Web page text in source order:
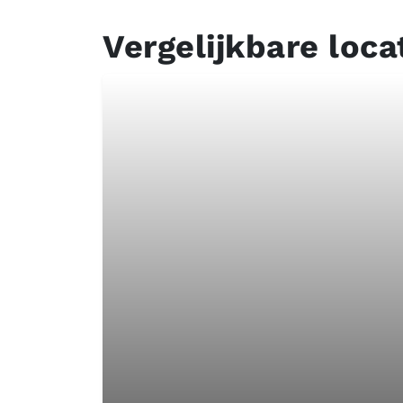
Vergelijkbare